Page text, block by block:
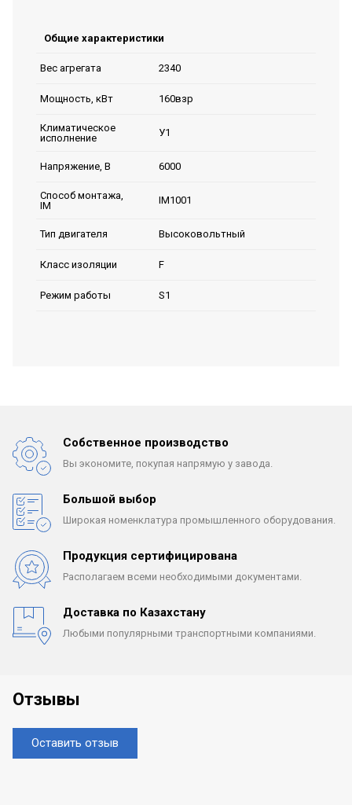
Общие характеристики
Вес агрегата 2340
Мощность, кВт 160взр
Климатическое
исполнение
У1
Напряжение, В 6000
Способ монтажа,
IM
IM1001
Тип двигателя Высоковольтный
Класс изоляции F
Режим работы S1
Собственное производство
Вы экономите, покупая напрямую у завода.
Большой выбор
Широкая номенклатура промышленного оборудования.
Продукция сертифицирована
Располагаем всеми необходимыми документами.
Доставка по Казахстану
Любыми популярными транспортными компаниями.
Отзывы
Оставить отзыв